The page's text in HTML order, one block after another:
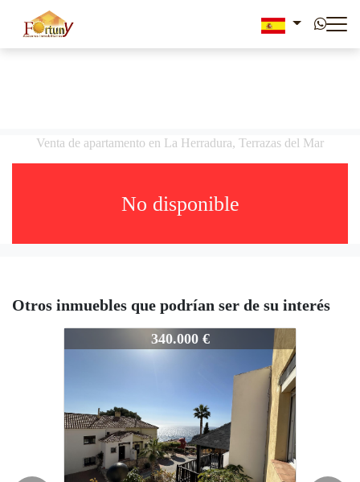
Venta de apartamento en La Herradura, Terrazas del Mar
No disponible
Otros inmuebles que podrían ser de su interés
340.000 €